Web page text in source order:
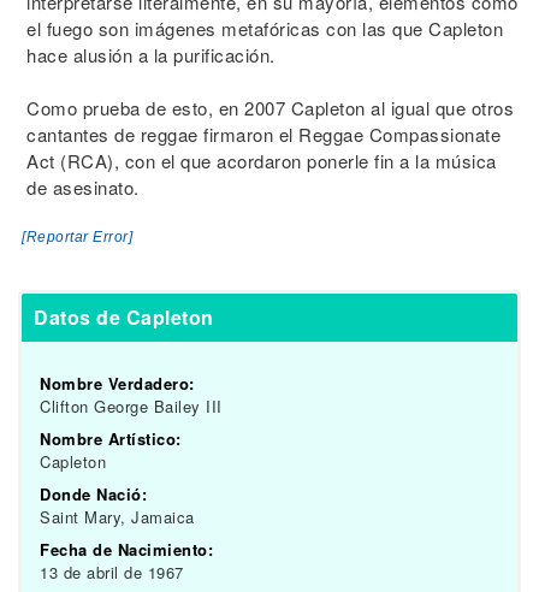
el fuego son imágenes metafóricas con las que Capleton
hace alusión a la purificación.
Como prueba de esto, en 2007 Capleton al igual que otros
cantantes de reggae firmaron el Reggae Compassionate
Act (RCA), con el que acordaron ponerle fin a la música
de asesinato.
[Reportar Error]
Datos de Capleton
Nombre Verdadero:
Clifton George Bailey III
Nombre Artístico:
Capleton
Donde Nació:
Saint Mary, Jamaica
Fecha de Nacimiento:
13 de abril de 1967